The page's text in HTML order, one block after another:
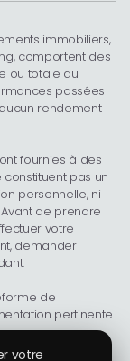
immobiliers,
comportent des
ou totale du
passées
rendement
fournies à des
pas un
personnelle, ni
de prendre
votre
demander
de
pertinente
votre